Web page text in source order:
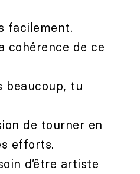
facilement.
cohérence de ce
beaucoup, tu
de tourner en
efforts.
d’être artiste